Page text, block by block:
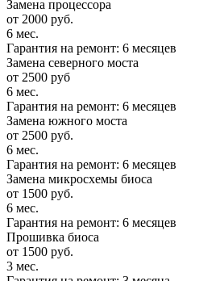
Замена процессора
от 2000 руб.
6 мес.
Гарантия на ремонт: 6 месяцев
Замена северного моста
от 2500 руб
6 мес.
Гарантия на ремонт: 6 месяцев
Замена южного моста
от 2500 руб.
6 мес.
Гарантия на ремонт: 6 месяцев
Замена микросхемы биоса
от 1500 руб.
6 мес.
Гарантия на ремонт: 6 месяцев
Прошивка биоса
от 1500 руб.
3 мес.